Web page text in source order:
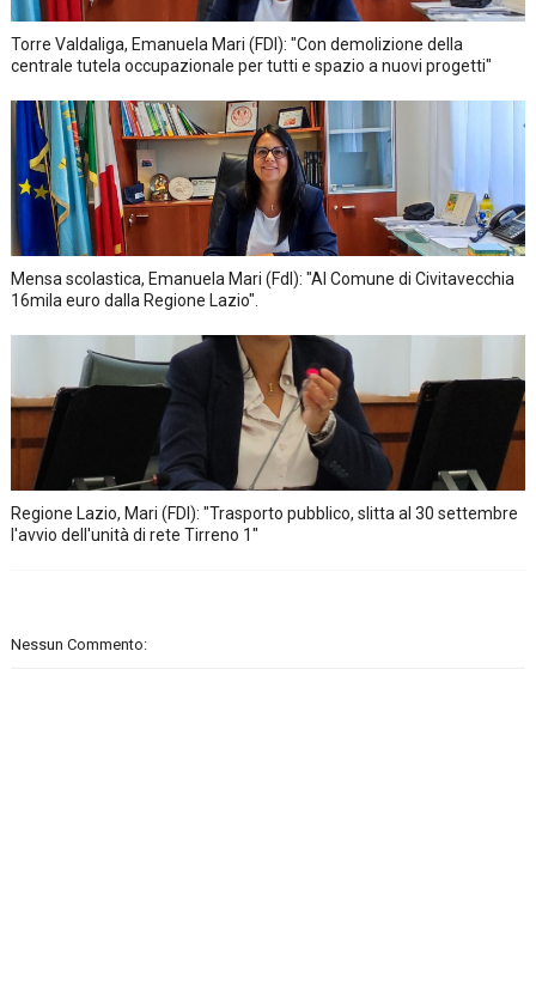
Torre Valdaliga, Emanuela Mari (FDI): "Con demolizione della
centrale tutela occupazionale per tutti e spazio a nuovi progetti"
Mensa scolastica, Emanuela Mari (FdI): "Al Comune di Civitavecchia
16mila euro dalla Regione Lazio".
Regione Lazio, Mari (FDI): "Trasporto pubblico, slitta al 30 settembre
l'avvio dell'unità di rete Tirreno 1"
Nessun Commento: